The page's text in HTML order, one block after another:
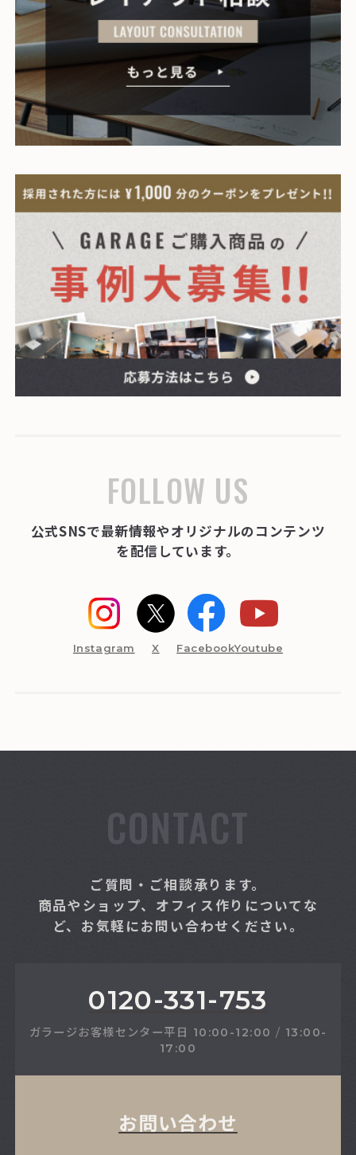
FOLLOW US
公式SNSで最新情報やオリジナルのコンテンツ
を配信しています。
Instagram X FacebookYoutube
CONTACT
ご質問・ご相談承ります。
商品やショップ、オフィス作りについてな
ど、お気軽にお問い合わせください。
0120-331-753
ガラージお客様センター平日 10:00-12:00 / 13:00-
17:00
お問い合わせ